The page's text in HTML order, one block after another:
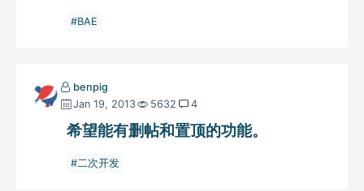
BAE
benpig
Jan 19, 2013
5632 4
希望能有删帖和置顶的功能。
二次开发